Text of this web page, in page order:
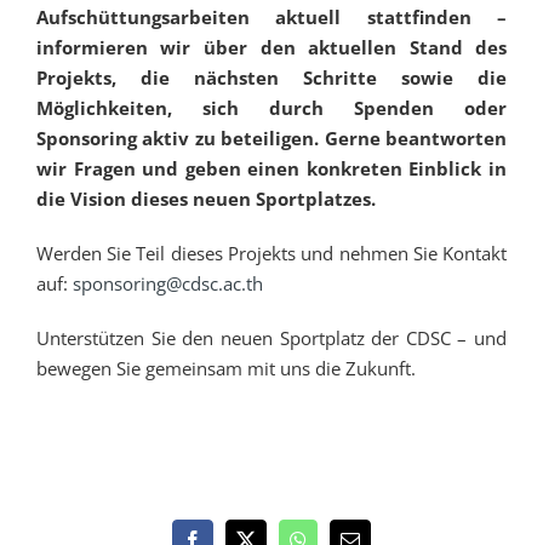
Aufschüttungsarbeiten aktuell stattfinden –
informieren wir über den aktuellen Stand des
Projekts, die nächsten Schritte sowie die
Möglichkeiten, sich durch Spenden oder
Sponsoring aktiv zu beteiligen. Gerne beantworten
wir Fragen und geben einen konkreten Einblick in
die Vision dieses neuen Sportplatzes.
Werden Sie Teil dieses Projekts und nehmen Sie Kontakt
auf: sponsoring@cdsc.ac.th
Unterstützen Sie den neuen Sportplatz der CDSC – und
bewegen Sie gemeinsam mit uns die Zukunft.